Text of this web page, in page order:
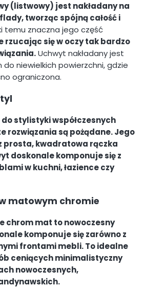
(listwowy) jest nakładany na
tworząc spójną całość i
temu znaczna jego część
rzucając się w oczy tak bardzo
Uchwyt nakładany jest
niewielkich powierzchni, gdzie
ograniczona.
stylistyki współczesnych
rozwiązania są pożądane. Jego
prosta, kwadratowa rączka
doskonale komponuje się z
w kuchni, łazience czy
matowym chromie
chrom mat to nowoczesny
komponuje się zarówno z
frontami mebli. To idealne
ceniących minimalistyczny
nowoczesnych,